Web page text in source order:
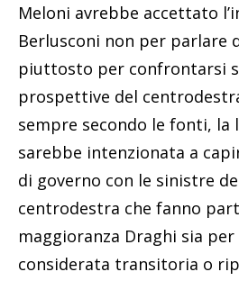
Meloni avrebbe accettato
Berlusconi non per parlare
piuttosto per confrontarsi
prospettive del
sempre secondo le fonti, la
sarebbe intenzionata a
di governo con le sinistre
centrodestra che fanno
maggioranza Draghi sia per
considerata transitoria o